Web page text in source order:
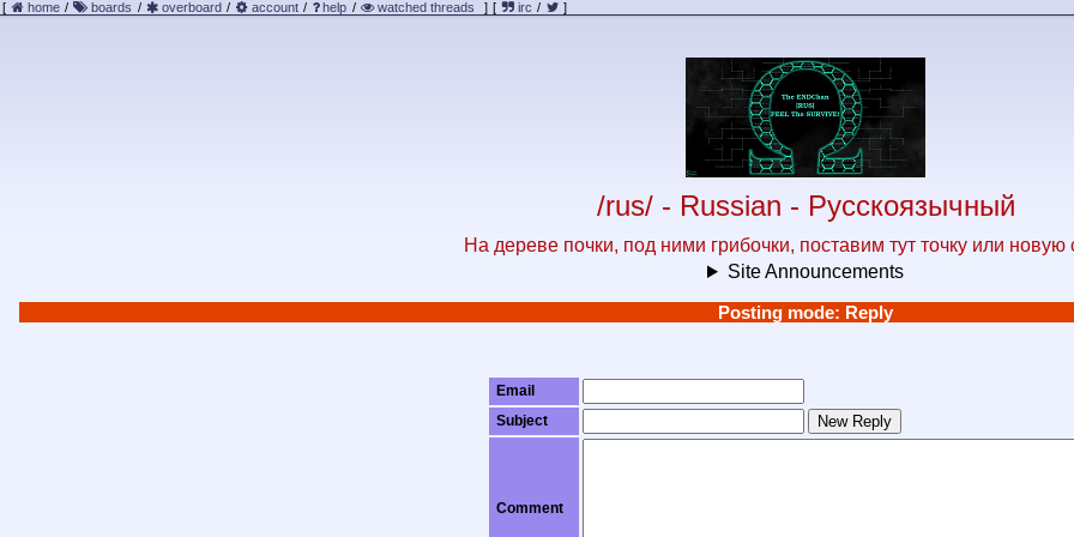
[ home / boards / overboard / account / help / watched threads ] [ irc / ]
/rus/ - Russian - Русскоязычный
На дереве почки, под ними грибочки, поставим тут точку или новую
Site Announcements
Posting mode: Reply
Email
Subject
New Reply
Comment